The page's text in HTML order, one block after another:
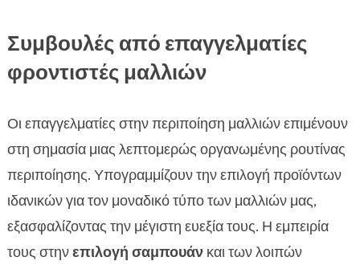
Συμβουλές από επαγγελματίες
φροντιστές μαλλιών
Οι επαγγελματίες στην περιποίηση μαλλιών επιμένουν
στη σημασία μιας λεπτομερώς οργανωμένης ρουτίνας
περιποίησης. Υπογραμμίζουν την επιλογή προϊόντων
ιδανικών για τον μοναδικό τύπο των μαλλιών μας,
εξασφαλίζοντας την μέγιστη ευεξία τους. Η εμπειρία
τους στηνεπιλογή σαμπουάνκαι των λοιπών